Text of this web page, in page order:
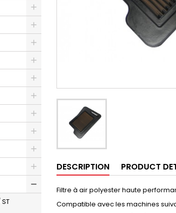
DESCRIPTION PRODUCT
Filtre à air polyester haute
Compatible avec les machines